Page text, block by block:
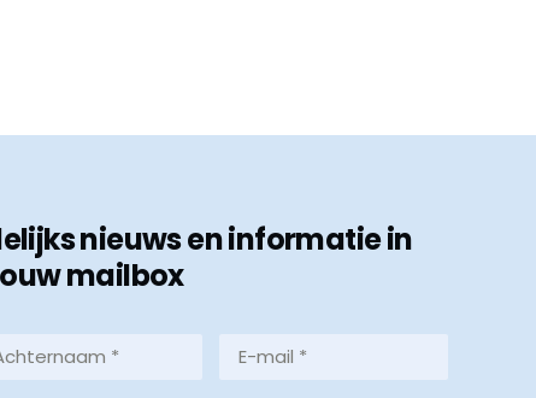
nieuws en informatie in
mailbox
mail